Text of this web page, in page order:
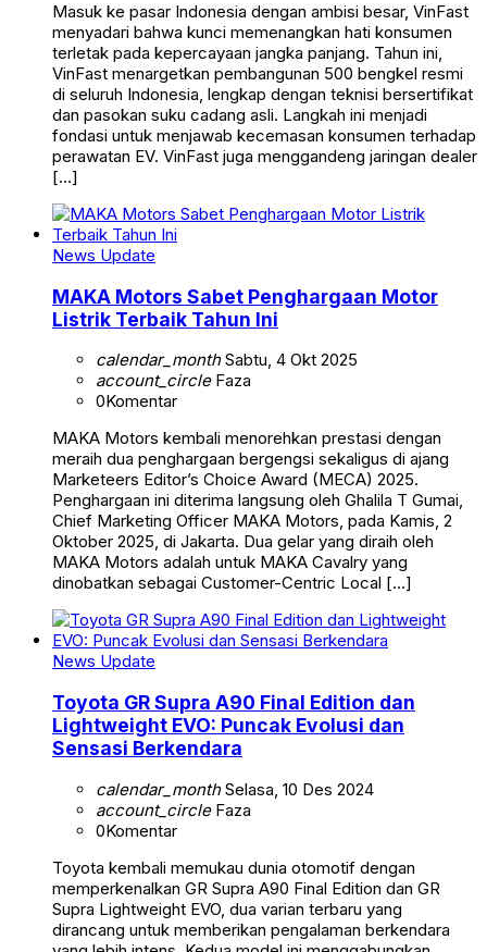
Masuk ke pasar Indonesia dengan ambisi besar, VinFast
menyadari bahwa kunci memenangkan hati konsumen
terletak pada kepercayaan jangka panjang. Tahun ini,
VinFast menargetkan pembangunan 500 bengkel resmi
di seluruh Indonesia, lengkap dengan teknisi bersertifikat
dan pasokan suku cadang asli. Langkah ini menjadi
fondasi untuk menjawab kecemasan konsumen terhadap
perawatan EV. VinFast juga menggandeng jaringan dealer
[…]
News Update
MAKA Motors Sabet Penghargaan Motor
Listrik Terbaik Tahun Ini
calendar_monthSabtu, 4 Okt 2025
account_circleFaza
0Komentar
MAKA Motors kembali menorehkan prestasi dengan
meraih dua penghargaan bergengsi sekaligus di ajang
Marketeers Editor’s Choice Award (MECA) 2025.
Penghargaan ini diterima langsung oleh Ghalila T Gumai,
Chief Marketing Officer MAKA Motors, pada Kamis, 2
Oktober 2025, di Jakarta. Dua gelar yang diraih oleh
MAKA Motors adalah untuk MAKA Cavalry yang
dinobatkan sebagai Customer-Centric Local […]
News Update
Toyota GR Supra A90 Final Edition dan
Lightweight EVO: Puncak Evolusi dan
Sensasi Berkendara
calendar_monthSelasa, 10 Des 2024
account_circleFaza
0Komentar
Toyota kembali memukau dunia otomotif dengan
memperkenalkan GR Supra A90 Final Edition dan GR
Supra Lightweight EVO, dua varian terbaru yang
dirancang untuk memberikan pengalaman berkendara